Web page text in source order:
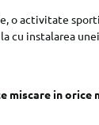
o activitate
cu instalarea
miscare in orice